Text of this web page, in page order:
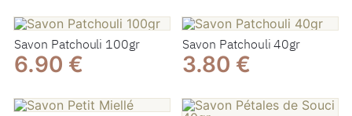
Savon Patchouli 100gr
6.90 €
Savon Patchouli 40gr
3.80 €